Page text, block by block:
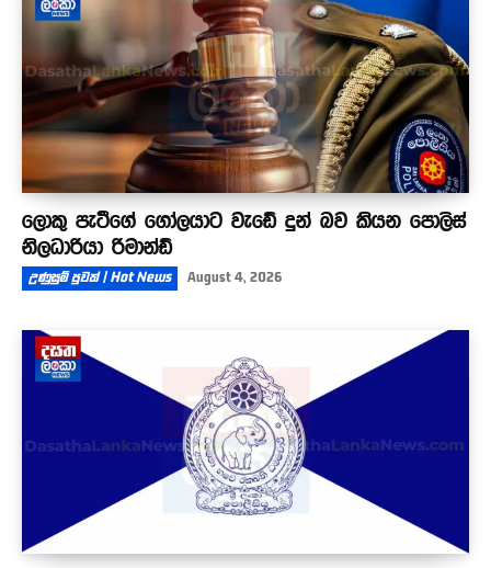
ලොකු පැටීගේ ගෝලයාට වැඩේ දුන් බව කියන පොලිස්
නිලධාරියා රිමාන්ඩ්
උණුසුම් පුවත් | Hot News August 4, 2026